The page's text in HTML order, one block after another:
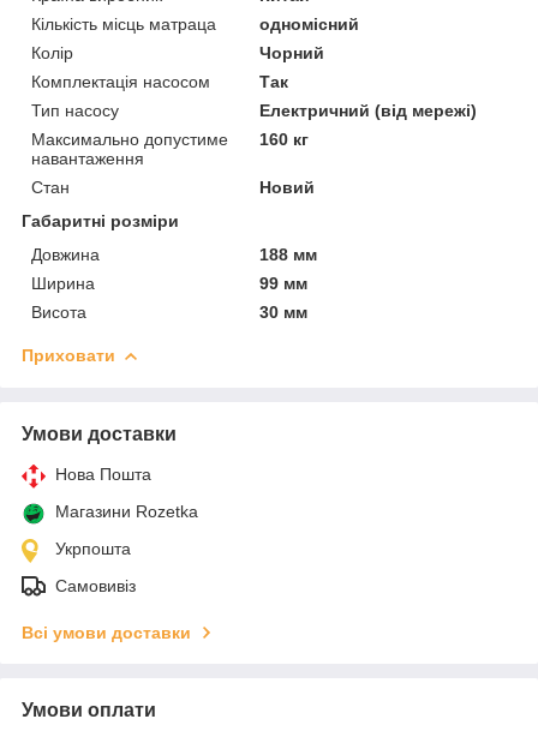
Кількість місць матраца
одномісний
Колір
Чорний
Комплектація насосом
Так
Тип насосу
Електричний (від мережі)
Максимально допустиме
навантаження
160 кг
Стан
Новий
Габаритні розміри
Довжина
188 мм
Ширина
99 мм
Висота
30 мм
Приховати
Умови доставки
Нова Пошта
Магазини Rozetka
Укрпошта
Самовивіз
Всі умови доставки
Умови оплати